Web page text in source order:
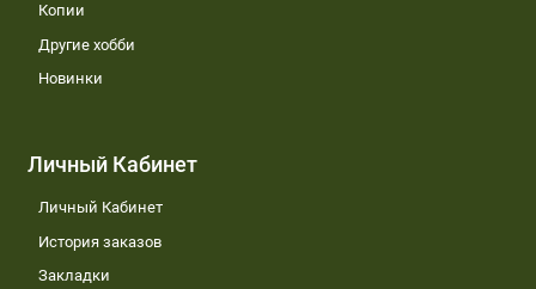
Копии
Другие хобби
Новинки
Личный Кабинет
Личный Кабинет
История заказов
Закладки